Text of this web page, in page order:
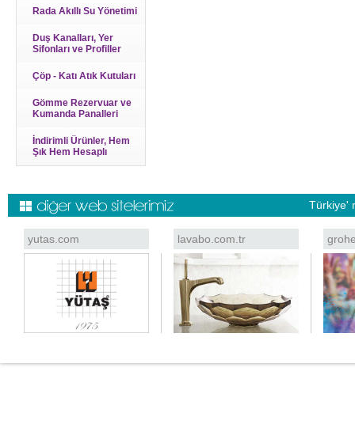
Rada Akıllı Su Yönetimi
Duş Kanalları, Yer
Sifonları ve Profiller
Çöp - Katı Atık Kutuları
Gömme Rezervuar ve
Kumanda Panalleri
İndirimli Ürünler, Hem
Şık Hem Hesaplı
Türkiye'
yutas.com lavabo.com.tr